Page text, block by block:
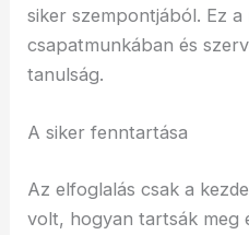
siker szempontjából. Ez a
csapatmunkában és
tanulság.
A siker fenntartása
Az elfoglalás csak a
volt, hogyan tartsák meg